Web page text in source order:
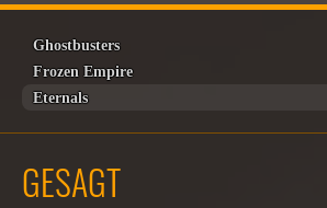
Ghostbusters
Frozen Empire
Eternals
GESAGT